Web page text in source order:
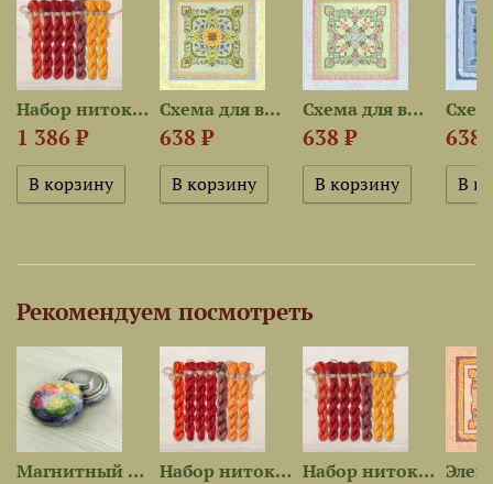
Набор ниток OwlForest для...
1 386 ₽
Схема для вышивания «Жаркий...
638 ₽
Схема для вышивания...
638 ₽ 638
Рекомендуем посмотреть
Магнитный держатель «Сезоны» Набор ниток OwlForest для... Набор ниток OwlForest для...